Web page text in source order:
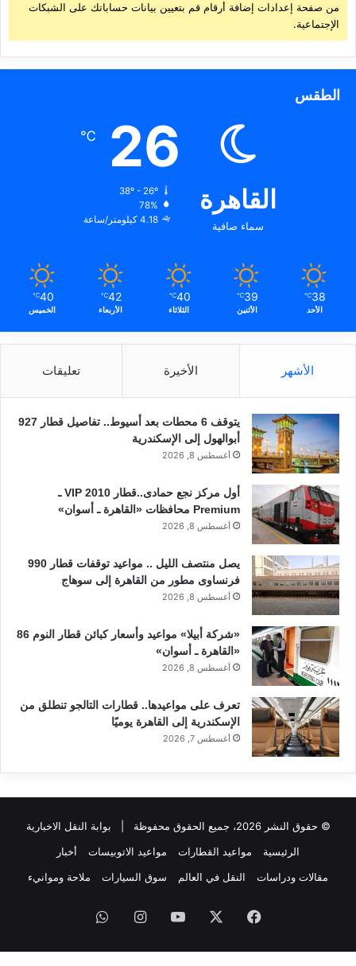
من صفحة إعدادات إضافة أرقام قم بتعيين بيانات حساباتك على الشبكات
الإجتماعية.
الطقس
القاهرة
سماء صافية
26
℃
38º - 26º
78%
4.18 كيلومتر/ساعة
38
℃
الأحد
39
℃
الأثنين
40
℃
الثلاثاء
42
℃
الأربعاء
40
℃
الخميس
الأشهر الأخيرة تعليقات
يتوقف 6 محطات بعد أسيوط.. تفاصيل قطار 927
أبوالهول إلى الإسكندرية
أغسطس 8, 2026
أول مركز نجع حمادى..قطار 2010 VIP ـ
Premium محافظات «القاهرة ـ أسوان»
أغسطس 8, 2026
يصل منتصف الليل .. مواعيد توقفات قطار 990
فرنساوى مطور من القاهرة إلى سوهاج
أغسطس 8, 2026
«شركة أبيلا» مواعيد وأسعار كبائن قطار النوم 86
«القاهرة ـ أسوان»
أغسطس 8, 2026
تعرف على مواعيدها.. قطارات التالجو تنطلق من
الإسكندرية إلى القاهرة يوميًا
أغسطس 7, 2026
© حقوق النشر 2026، جميع الحقوق محفوظة |
بوابة النقل الاخبارية
الرئيسية
مواعيد القطارات مواعيد الاتوبيسات
أخبار
مقالات ودراسات
النقل في العالم سوق السيارات ملاحة وموانيء
فيسبوك ‫YouTubeانستقرام